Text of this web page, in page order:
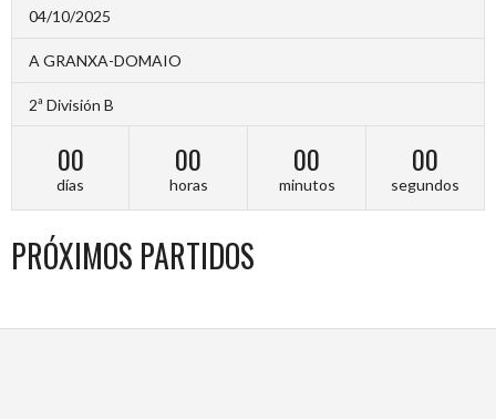
04/10/2025
A GRANXA-DOMAIO
2ª División B
00
días
00
horas
00
minutos
00
segundos
PRÓXIMOS PARTIDOS